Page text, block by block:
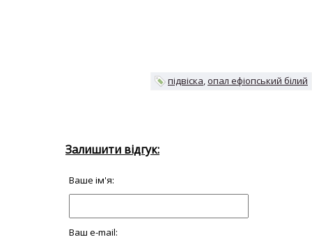
підвіска опал ефіопський білий